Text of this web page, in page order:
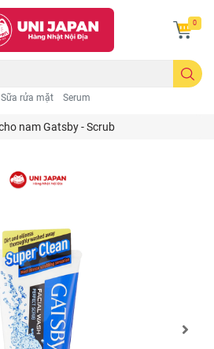
Sữa rửa mặt Serum
0
nam Gatsby - Scrub